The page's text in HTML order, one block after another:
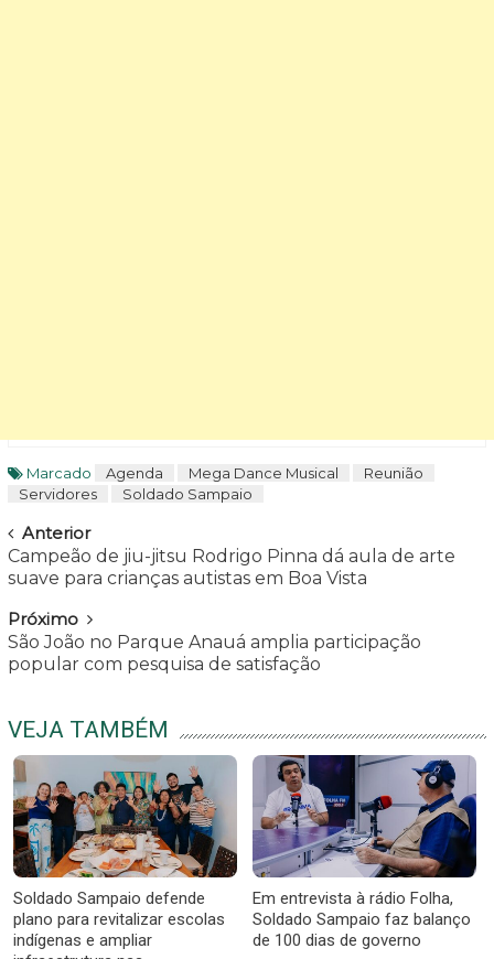
Marcado Agenda Mega Dance Musical
Reunião
Servidores
Soldado Sampaio
Navegar
Anterior
Campeão de jiu-jitsu Rodrigo Pinna dá aula de arte
suave para crianças autistas em Boa Vista
Próximo
São João no Parque Anauá amplia participação
popular com pesquisa de satisfação
VEJA TAMBÉM
Soldado Sampaio defende
plano para revitalizar escolas
indígenas e ampliar
Em entrevista à rádio Folha,
Soldado Sampaio faz balanço
de 100 dias de governo